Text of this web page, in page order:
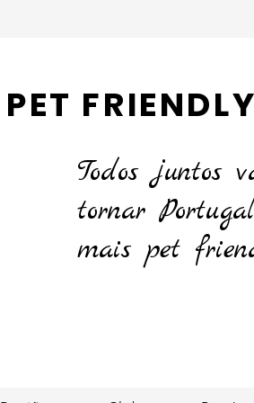
PET
Todos juntos
tornarPortugal
mais pet